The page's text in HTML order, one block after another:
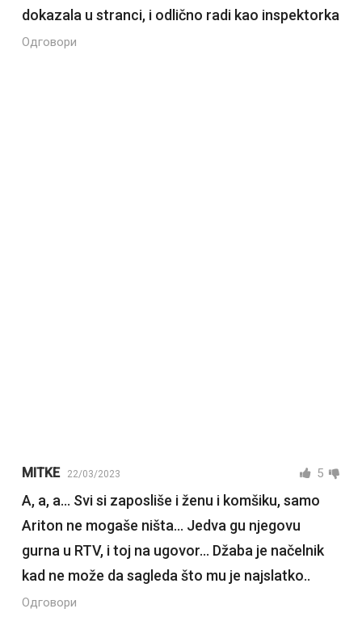
dokazala u stranci, i odlično radi kao inspektorka
Одговори
MITKE 22/03/2023 5
A, a, a… Svi si zaposliše i ženu i komšiku, samo
Ariton ne mogaše ništa… Jedva gu njegovu
gurna u RTV, i toj na ugovor… Džaba je načelnik
kad ne može da sagleda što mu je najslatko..
Одговори